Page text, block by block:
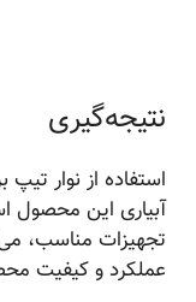
نتیجه‌گیری
استفاده از نوار تیپ
آبیاری این محصول
تجهیزات مناسب،
عملکرد و کیفیت